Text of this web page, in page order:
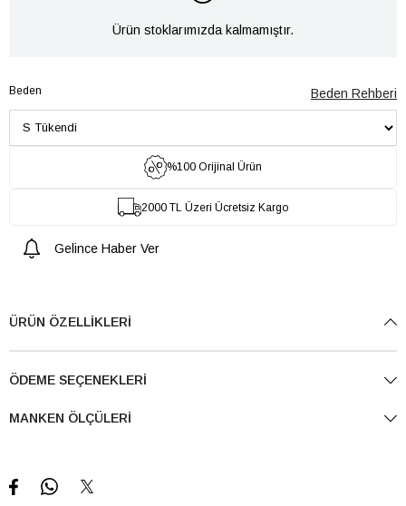
Ürün stoklarımızda kalmamıştır.
Beden Beden Rehberi
%100 Orijinal Ürün
2000 TL Üzeri Ücretsiz Kargo
Gelince Haber Ver
ÜRÜN ÖZELLIKLERI
ÖDEME SEÇENEKLERI
MANKEN ÖLÇÜLERI